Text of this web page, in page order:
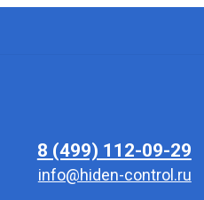
8 (499) 112-09-29
info@hiden-control.ru